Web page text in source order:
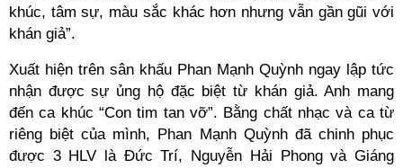
khúc, tâm sự, màu sắc khác hơn nhưng vẫn gần gũi với
khán giả”.
Xuất hiện trên sân khấu Phan Mạnh Quỳnh ngay lập tức
nhận được sự ủng hộ đặc biệt từ khán giả. Anh mang
đến ca khúc “Con tim tan vỡ”. Bằng chất nhạc và ca từ
riêng biệt của mình, Phan Mạnh Quỳnh đã chinh phục
được 3 HLV là Đức Trí, Nguyễn Hải Phong và Giáng